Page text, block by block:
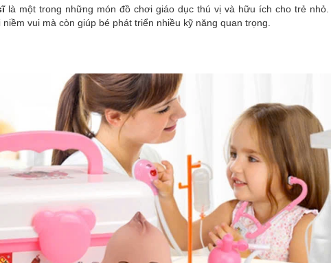
là một trong những món đồ chơi giáo dục thú vị và hữu ích cho trẻ
vui mà còn giúp bé phát triển nhiều kỹ năng quan trọng.